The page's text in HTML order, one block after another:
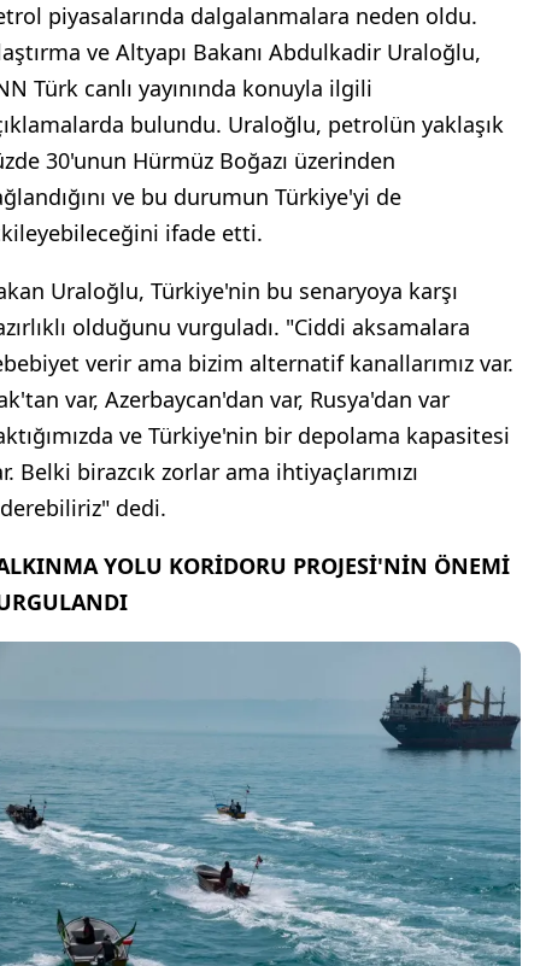
piyasalarında dalgalanmalara neden oldu.
ve Altyapı Bakanı Abdulkadir Uraloğlu,
Türk canlı yayınında konuyla ilgili
bulundu. Uraloğlu, petrolün yaklaşık
30'unun Hürmüz Boğazı üzerinden
ve bu durumun Türkiye'yi de
ifade etti.
Uraloğlu, Türkiye'nin bu senaryoya karşı
olduğunu vurguladı. "Ciddi aksamalara
verir ama bizim alternatif kanallarımız var.
var, Azerbaycan'dan var, Rusya'dan var
ve Türkiye'nin bir depolama kapasitesi
Belki birazcık zorlar ama ihtiyaçlarımızı
dedi.
YOLU KORİDORU PROJESİ'NİN ÖNEMİ